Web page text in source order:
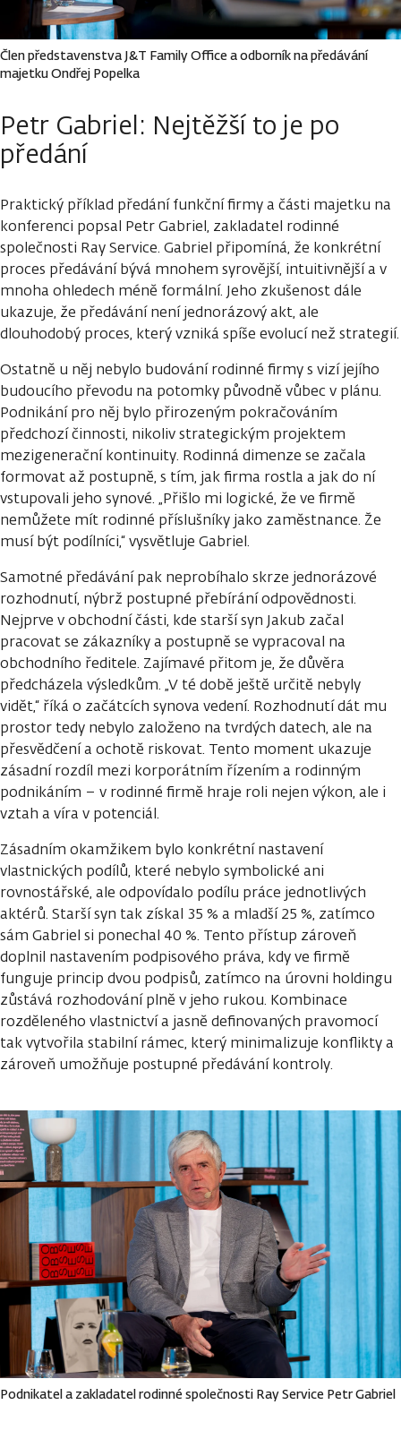
Člen představenstva J&T Family Office a odborník na předávání
majetku Ondřej Popelka
Petr Gabriel: Nejtěžší to je po
předání
Praktický příklad předání funkční firmy a části majetku na
konferenci popsal Petr Gabriel, zakladatel rodinné
společnosti Ray Service. Gabriel připomíná, že konkrétní
proces předávání bývá mnohem syrovější, intuitivnější a v
mnoha ohledech méně formální. Jeho zkušenost dále
ukazuje, že předávání není jednorázový akt, ale
dlouhodobý proces, který vzniká spíše evolucí než strategií.
Ostatně u něj nebylo budování rodinné firmy s vizí jejího
budoucího převodu na potomky původně vůbec v plánu.
Podnikání pro něj bylo přirozeným pokračováním
předchozí činnosti, nikoliv strategickým projektem
mezigenerační kontinuity. Rodinná dimenze se začala
formovat až postupně, s tím, jak firma rostla a jak do ní
vstupovali jeho synové. „Přišlo mi logické, že ve firmě
nemůžete mít rodinné příslušníky jako zaměstnance. Že
musí být podílníci,“ vysvětluje Gabriel.
Samotné předávání pak neprobíhalo skrze jednorázové
rozhodnutí, nýbrž postupné přebírání odpovědnosti.
Nejprve v obchodní části, kde starší syn Jakub začal
pracovat se zákazníky a postupně se vypracoval na
obchodního ředitele. Zajímavé přitom je, že důvěra
předcházela výsledkům. „V té době ještě určitě nebyly
vidět,“ říká o začátcích synova vedení. Rozhodnutí dát mu
prostor tedy nebylo založeno na tvrdých datech, ale na
přesvědčení a ochotě riskovat. Tento moment ukazuje
zásadní rozdíl mezi korporátním řízením a rodinným
podnikáním – v rodinné firmě hraje roli nejen výkon, ale i
vztah a víra v potenciál.
Zásadním okamžikem bylo konkrétní nastavení
vlastnických podílů, které nebylo symbolické ani
rovnostářské, ale odpovídalo podílu práce jednotlivých
aktérů. Starší syn tak získal 35 % a mladší 25 %, zatímco
sám Gabriel si ponechal 40 %. Tento přístup zároveň
doplnil nastavením podpisového práva, kdy ve firmě
funguje princip dvou podpisů, zatímco na úrovni holdingu
zůstává rozhodování plně v jeho rukou. Kombinace
rozděleného vlastnictví a jasně definovaných pravomocí
tak vytvořila stabilní rámec, který minimalizuje konflikty a
zároveň umožňuje postupné předávání kontroly.
Podnikatel a zakladatel rodinné společnosti Ray Service Petr Gabriel